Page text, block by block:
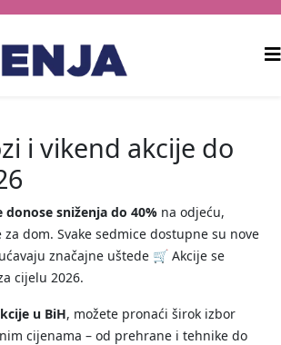
i vikend akcije do
donose sniženja do 40% na odjeću,
dom. Svake sedmice dostupne su nove
značajne uštede 🛒 Akcije se
cijelu 2026.
u BiH, možete pronaći širok izbor
cijenama – od prehrane i tehnike do